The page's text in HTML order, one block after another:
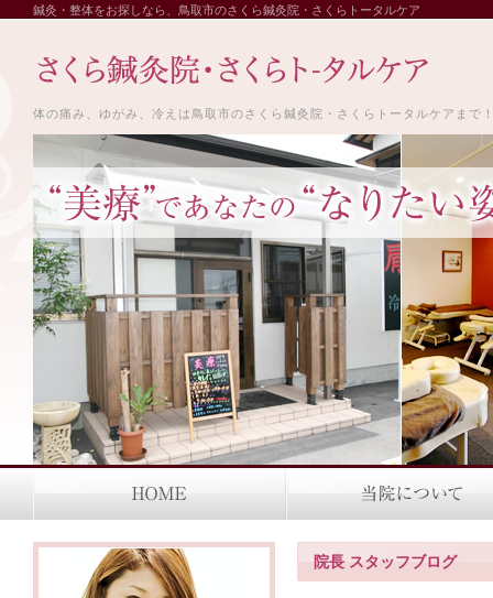
鍼灸・整体をお探しなら、鳥取市のさくら鍼灸院・さくらトータルケア
体の痛み、ゆがみ、冷えは鳥取市のさくら鍼灸院・さくらトータルケアまで
院長 スタッフブログ